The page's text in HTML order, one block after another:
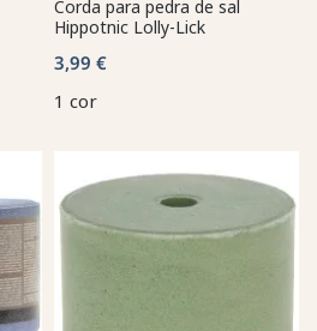
Corda para pedra de sal
Hippotnic Lolly-Lick
3,99 €
1 cor